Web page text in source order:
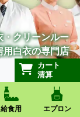
・クリーンルー
用白衣の専門店
カート
清算
給食用 エプロン